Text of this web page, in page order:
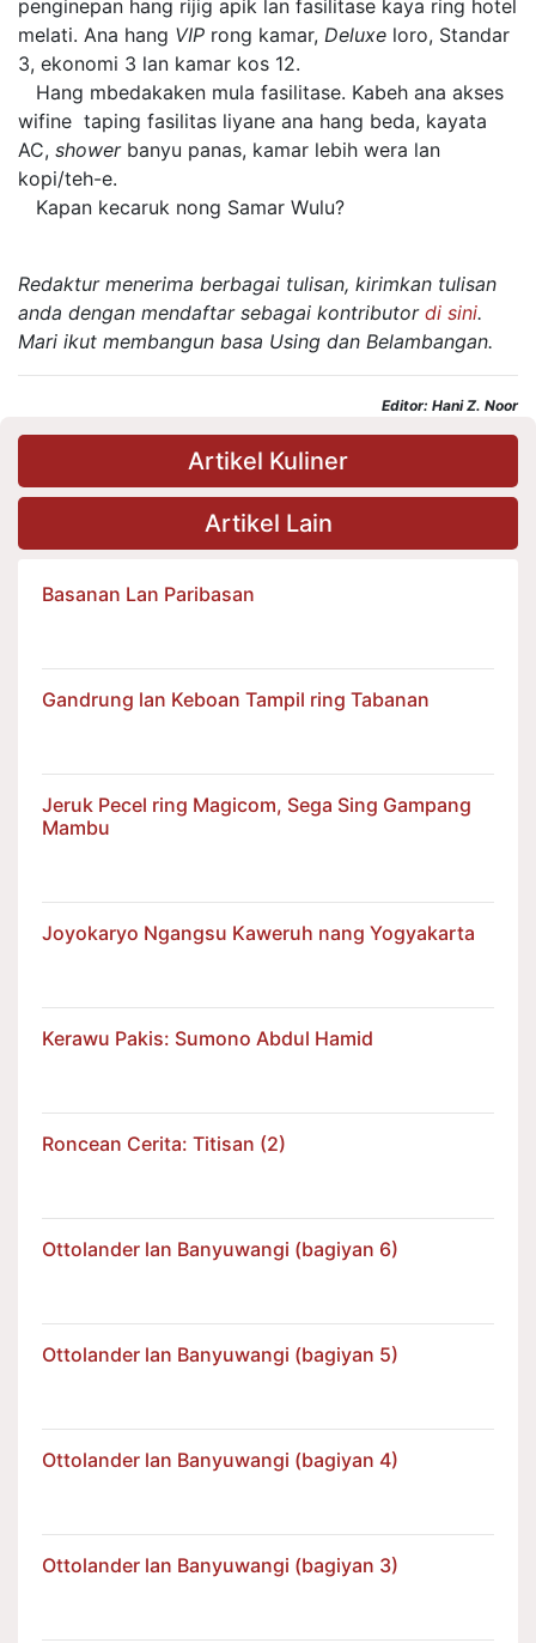
penginepan hang rijig apik lan fasilitase kaya ring hotel
melati. Ana hang VIP rong kamar, Deluxe loro, Standar
3, ekonomi 3 lan kamar kos 12.
Hang mbedakaken mula fasilitase. Kabeh ana akses
wifine taping fasilitas liyane ana hang beda, kayata
AC, showerbanyu panas, kamar lebih wera lan
kopi/teh-e.
Kapan kecaruk nong Samar Wulu?
Redaktur menerima berbagai tulisan, kirimkan tulisan
anda dengan mendaftar sebagai kontributor di sini.
Mari ikut membangun basa Using dan Belambangan.
Editor: Hani Z. Noor
Artikel Kuliner
Artikel Lain
Basanan Lan Paribasan
Gandrung lan Keboan Tampil ring Tabanan
Jeruk Pecel ring Magicom, Sega Sing Gampang
Mambu
Joyokaryo Ngangsu Kaweruh nang Yogyakarta
Kerawu Pakis: Sumono Abdul Hamid
Roncean Cerita: Titisan (2)
Ottolander lan Banyuwangi (bagiyan 6)
Ottolander lan Banyuwangi (bagiyan 5)
Ottolander lan Banyuwangi (bagiyan 4)
Ottolander lan Banyuwangi (bagiyan 3)